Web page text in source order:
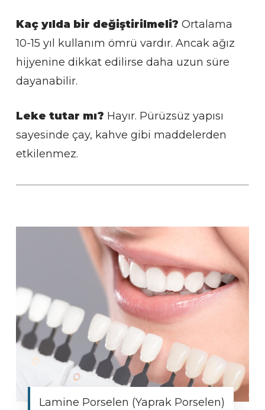
Kaç yılda bir değiştirilmeli? Ortalama
10-15 yıl kullanım ömrü vardır. Ancak ağız
hijyenine dikkat edilirse daha uzun süre
dayanabilir.
Leke tutar mı? Hayır. Pürüzsüz yapısı
sayesinde çay, kahve gibi maddelerden
etkilenmez.
Lamine Porselen (Yaprak Porselen)